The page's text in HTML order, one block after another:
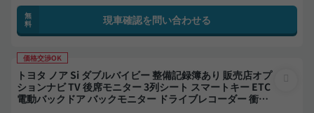
無
料
現車確認を問い合わせる
価格交渉OK
トヨタ ノア Si ダブルバイビー 整備記録簿あり 販売店オプ
ションナビ TV 後席モニター 3列シート スマートキー ETC
電動バックドア バックモニター ドライブレコーダー 衝突